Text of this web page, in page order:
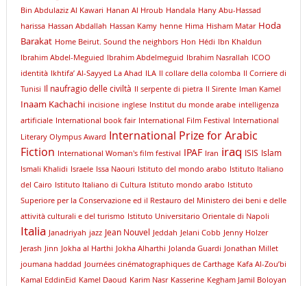
Bin Abdulaziz Al Kawari Hanan Al Hroub Handala Hany Abu-Hassad
harissa Hassan Abdallah Hassan Kamy henne Hima Hisham Matar Hoda
Barakat Home Beirut. Sound the neighbors Hon Hédi Ibn Khaldun
Ibrahim Abdel-Meguied Ibrahim Abdelmeguid Ibrahim Nasrallah ICOO
identità Ikhtifa’ Al-Sayyed La Ahad ILA Il collare della colomba Il Corriere di
Tunisi Il naufragio delle civiltà Il serpente di pietra Il Sirente Iman Kamel
Inaam Kachachi incisione inglese Institut du monde arabe intelligenza
artificiale International book fair International Film Festival International
Literary Olympus Award International Prize for Arabic
Fiction International Woman's film festival IPAF Iran iraq ISIS Islam
Ismali Khalidi Israele Issa Naouri Istituto del mondo arabo Istituto Italiano
del Cairo Istituto Italiano di Cultura Istituto mondo arabo Istituto
Superiore per la Conservazione ed il Restauro del Ministero dei beni e delle
attività culturali e del turismo Istituto Universitario Orientale di Napoli
Italia Janadriyah jazz Jean Nouvel Jeddah Jelani Cobb Jenny Holzer
Jerash Jinn Jokha al Harthi Jokha Alharthi Jolanda Guardi Jonathan Millet
joumana haddad Journées cinématographiques de Carthage Kafa Al-Zou’bi
Kamal EddinEid Kamel Daoud Karim Nasr Kasserine Kegham Jamil Boloyan